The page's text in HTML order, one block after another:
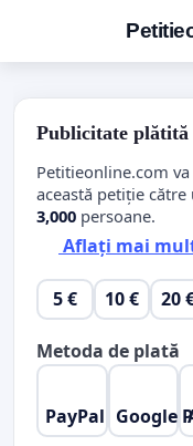
Publicitate plătită
Petitieonline.com
această petiție
3,000 persoane.
Aflați mai
5 € 10 € 20
Metoda de plată
PayPal Google